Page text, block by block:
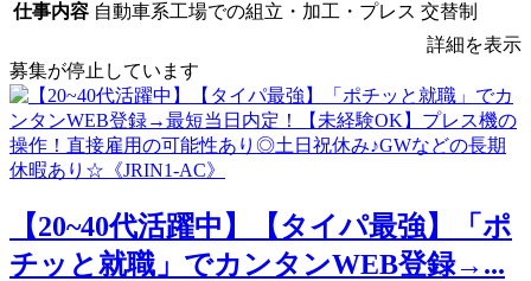
仕事内容 自動車系工場での組立・加工・プレス 交替制
詳細を表示
募集が停止しています
【20~40代活躍中】【タイパ最強】「ポ
チッと就職」でカンタンWEB登録→...